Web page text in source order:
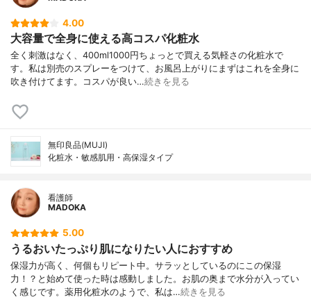
4.00
大容量で全身に使える高コスパ化粧水
全く刺激はなく、400ml1000円ちょっとで買える気軽さの化粧水で
す。私は別売のスプレーをつけて、お風呂上がりにまずはこれを全身に
吹き付けてます。コスパが良い…続きを見る
無印良品(MUJI)
化粧水・敏感肌用・高保湿タイプ
看護師
MADOKA
5.00
うるおいたっぷり肌になりたい人におすすめ
保湿力が高く、何個もリピート中。サラッとしているのにこの保湿
力！？と始めて使った時は感動しました。お肌の奥まで水分が入ってい
く感じです。薬用化粧水のようで、私は…続きを見る